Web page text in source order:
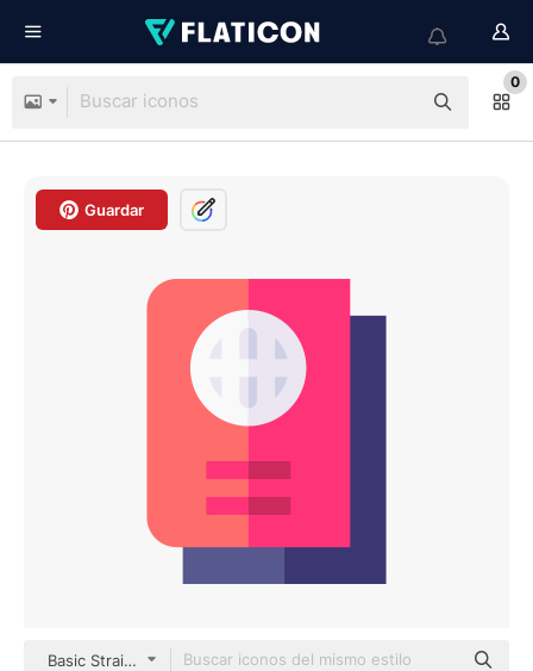
0
Guardar
Basic Straight Flat